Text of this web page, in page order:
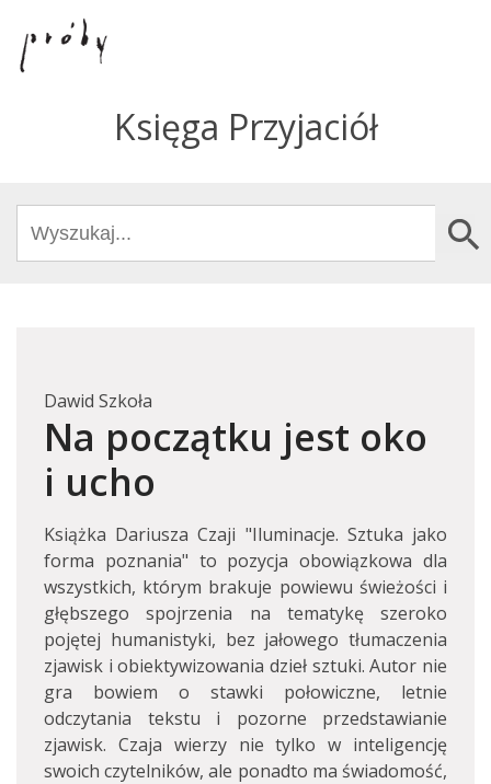
Księga Przyjaciół
Search
for:
Search Button
Dawid Szkoła
Na początku jest oko
i ucho
Książka Dariusza Czaji "Iluminacje. Sztuka jako
forma poznania" to pozycja obowiązkowa dla
wszystkich, którym brakuje powiewu świeżości i
głębszego spojrzenia na tematykę szeroko
pojętej humanistyki, bez jałowego tłumaczenia
zjawisk i obiektywizowania dzieł sztuki. Autor nie
gra bowiem o stawki połowiczne, letnie
odczytania tekstu i pozorne przedstawianie
zjawisk. Czaja wierzy nie tylko w inteligencję
swoich czytelników, ale ponadto ma świadomość,